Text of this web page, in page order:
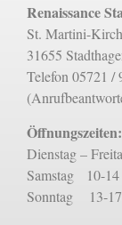
Renaissance
St. Martini-
31655
Telefon 05721 /
Öffnungszeiten:
Dienstag –
Samstag 10-
Sonntag 13-